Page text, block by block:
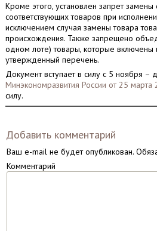
Кроме этого, установлен запрет
соответствующих товаров при
исключением случая замены товара
происхождения. Также запрещено
одном лоте) товары, которые включены
утвержденный перечень.
Документ вступает в силу с 5 ноября –
Минэкономразвития России от 25
силу.
Добавить комментарий
Ваш e-mail не будет опубликован.
Комментарий